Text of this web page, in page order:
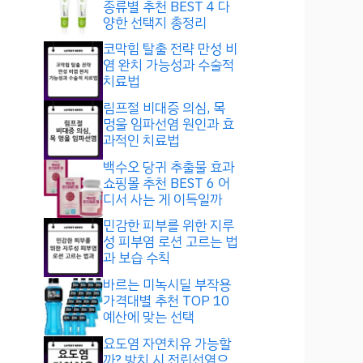
종류별 추천 BEST 4 다
양한 선택지 총정리
코막힘 탈출 전략 만성 비
염 완치 가능성과 수술적
치료법
림프절 비대증 의심, 목
멍울 임파선염 원인과 효
과적인 치료법
백수오 당귀 추출물 효과
쇼핑몰 추천 BEST 6 어
디서 사는 게 이득일까
민감한 피부를 위한 지루
성 피부염 로션 고르는 법
과 보습 수칙
바르는 미녹시딜 부작용
가격대별 추천 TOP 10
예산에 맞는 선택
요도염 자연치유 가능할